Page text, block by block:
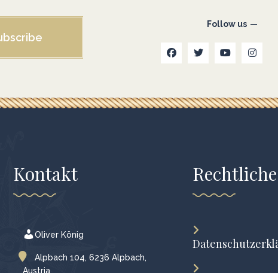
Follow us
Kontakt
Oliver König
Alpbach 104, 6236 Alpbach,
Austria